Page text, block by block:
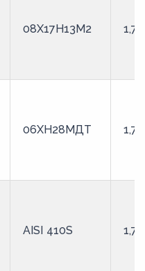
08Х17Н13М2 1,7
06ХН28МДТ 1,7
AISI 410S 1,7